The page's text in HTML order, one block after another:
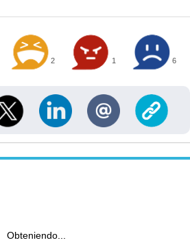
2 1 6
Obteniendo...